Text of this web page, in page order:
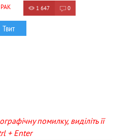
1 647 0
Твит
помилку, виділіть її
+ Enter